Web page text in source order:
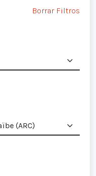
Borrar Filtros